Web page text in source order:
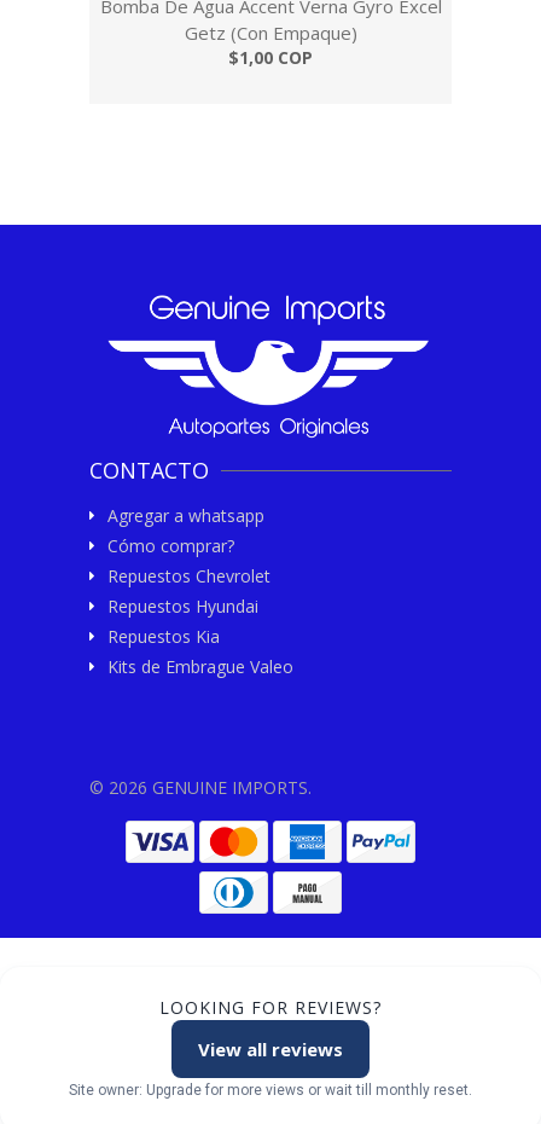
Bomba De Agua Accent Verna Gyro Excel
Getz (Con Empaque)
$1,00 COP
CONTACTO
Agregar a whatsapp
Cómo comprar?
Repuestos Chevrolet
Repuestos Hyundai
Repuestos Kia
Kits de Embrague Valeo
© 2026 GENUINE IMPORTS.
LOOKING FOR REVIEWS?
View all reviews
Site owner: Upgrade for more views or wait till monthly reset.